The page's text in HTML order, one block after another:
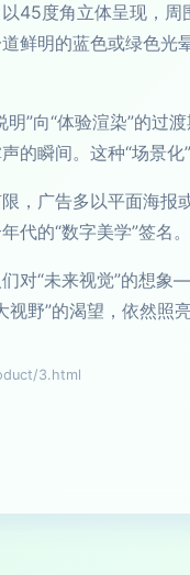
度角立体呈现，周
鲜明的蓝色或绿色
”向“体验渲染”的
的瞬间。这种“场景化
，广告多以平面海
代的“数字美学”签名。
对“未来视觉”的想
野”的渴望，依然照
3.html